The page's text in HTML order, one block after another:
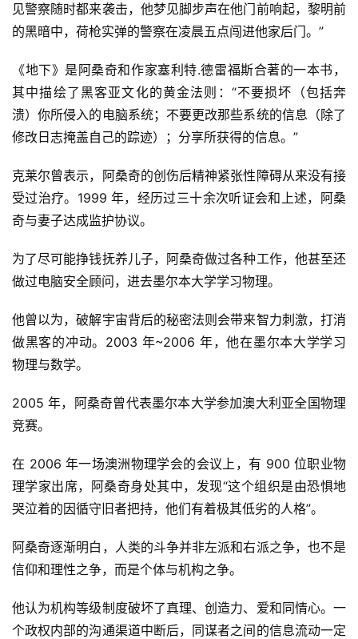
见警察随时都来袭击，他梦见脚步声在他门前响起，黎明前
的黑暗中，荷枪实弹的警察在凌晨五点闯进他家后门。”
《地下》是阿桑奇和作家塞利特.德雷福斯合著的一本书，
其中描绘了黑客亚文化的黄金法则：“不要损坏（包括奔
溃）你所侵入的电脑系统；不要更改那些系统的信息（除了
修改日志掩盖自己的踪迹）；分享所获得的信息。”
克莱尔曾表示，阿桑奇的创伤后精神紧张性障碍从来没有接
受过治疗。1999 年，经历过三十余次听证会和上述，阿桑
奇与妻子达成监护协议。
为了尽可能挣钱抚养儿子，阿桑奇做过各种工作，他甚至还
做过电脑安全顾问，进去墨尔本大学学习物理。
他曾以为，破解宇宙背后的秘密法则会带来智力刺激，打消
做黑客的冲动。2003 年~2006 年，他在墨尔本大学学习
物理与数学。
2005 年，阿桑奇曾代表墨尔本大学参加澳大利亚全国物理
竞赛。
在 2006 年一场澳洲物理学会的会议上，有 900 位职业物
理学家出席，阿桑奇身处其中，发现“这个组织是由恐惧地
哭泣着的因循守旧者把持，他们有着极其低劣的人格”。
阿桑奇逐渐明白，人类的斗争并非左派和右派之争，也不是
信仰和理性之争，而是个体与机构之争。
他认为机构等级制度破坏了真理、创造力、爱和同情心。一
个政权内部的沟通渠道中断后，同谋者之间的信息流动一定